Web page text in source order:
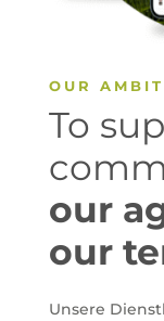
OUR
To
our
our
Unsere